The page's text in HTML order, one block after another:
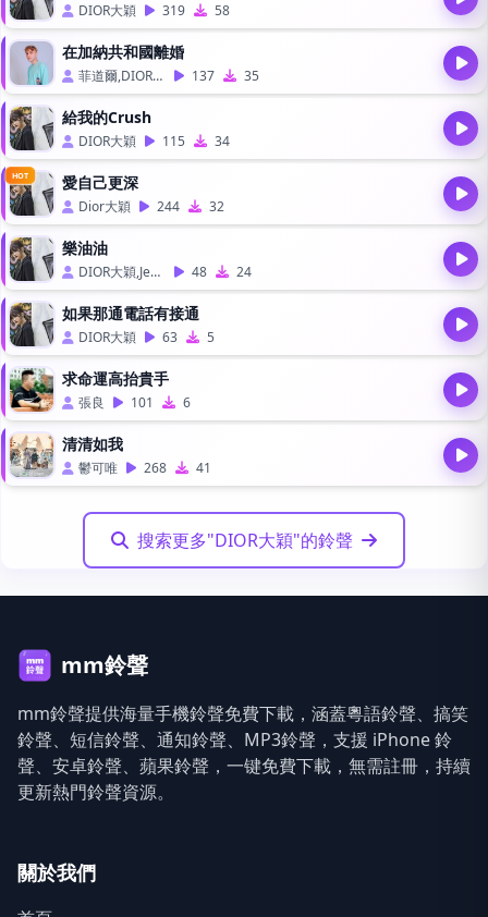
DIOR大穎 319 58
在加納共和國離婚
菲道爾,DIOR大穎 137 35
給我的Crush
DIOR大穎 115 34
HOT 愛自己更深
Dior大穎 244 32
樂油油
DIOR大穎,Jess 佳仙 48 24
如果那通電話有接通
DIOR大穎 63 5
求命運高抬貴手
張良 101 6
清清如我
鬱可唯 268 41
搜索更多"DIOR大穎"的鈴聲
mm鈴聲
mm鈴聲提供海量手機鈴聲免費下載，涵蓋粵語鈴聲、搞笑
鈴聲、短信鈴聲、通知鈴聲、MP3鈴聲，支援 iPhone 鈴
聲、安卓鈴聲、蘋果鈴聲，一键免費下載，無需註冊，持續
更新熱門鈴聲資源。
關於我們